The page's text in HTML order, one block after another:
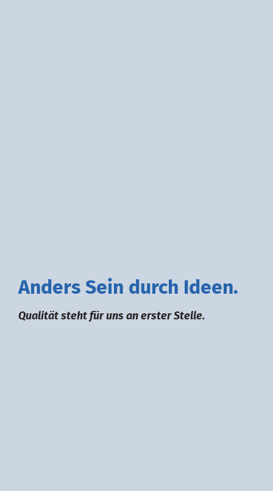
Anders Sein durch deen.
Qualität steht für uns an erster Stelle.